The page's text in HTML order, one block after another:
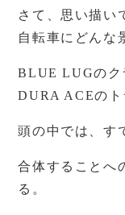
さて、思い描い
自転車にどんな
BLUE LUGのク
DURA ACEのト
頭の中では、す
合体することへ
る。